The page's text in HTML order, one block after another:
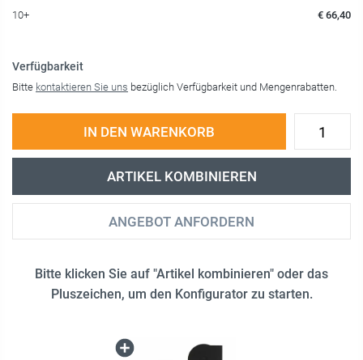
10+ € 66,40
Verfügbarkeit
Bitte kontaktieren Sie uns bezüglich Verfügbarkeit und Mengenrabatten.
IN DEN WARENKORB
ARTIKEL KOMBINIEREN
ANGEBOT ANFORDERN
Bitte klicken Sie auf "Artikel kombinieren" oder das
Pluszeichen, um den Konfigurator zu starten.